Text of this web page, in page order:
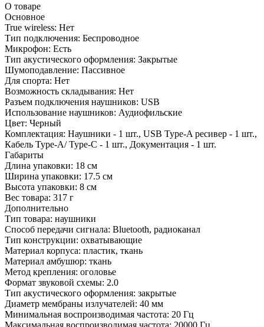
О товаре
Основное
True wireless: Нет
Тип подключения: Беспроводное
Микрофон: Есть
Тип акустического оформления: Закрытые
Шумоподавление: Пассивное
Для спорта: Нет
Возможность складывания: Нет
Разъем подключения наушников: USB
Использование наушников: Аудиофильские
Цвет: Черный
Комплектация: Наушники - 1 шт., USB Type-A ресивер - 1 шт.,
Кабель Type-A/ Type-C - 1 шт., Документация - 1 шт.
Габариты
Длина упаковки: 18 см
Ширина упаковки: 17.5 см
Высота упаковки: 8 см
Вес товара: 317 г
Дополнительно
Тип товара: наушники
Способ передачи сигнала: Bluetooth, радиоканал
Тип конструкции: охватывающие
Материал корпуса: пластик, ткань
Материал амбушюр: ткань
Метод крепления: оголовье
Формат звуковой схемы: 2.0
Тип акустического оформления: закрытые
Диаметр мембраны излучателей: 40 мм
Минимальная воспроизводимая частота: 20 Гц
Максимальная воспроизводимая частота: 20000 Гц